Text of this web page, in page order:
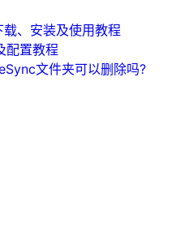
、安装及使用教程
配置教程
文件夹可以删除吗?